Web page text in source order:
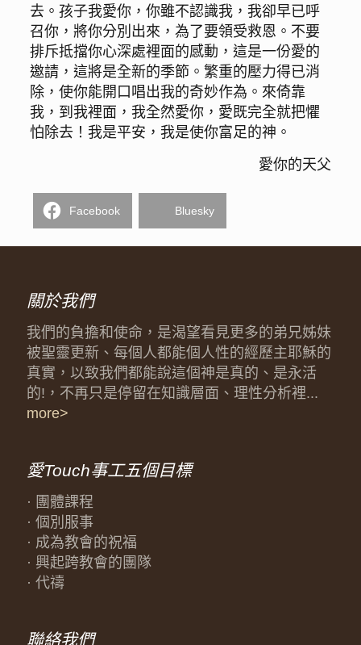
去。孩子我愛你，你雖不認識我，我卻早已呼
召你，將你分別出來，為了要領受救恩。不要
排斥抵擋你心深處裡面的感動，這是一份愛的
邀請，這將是全新的季節。繁重的壓力得已消
除，使你能開口唱出我的奇妙作為。來倚靠
我，到我裡面，我全然愛你，愛既完全就把懼
怕除去！我是平安，我是使你富足的神。
愛你的天父
Facebook Bluesky
關於我們
我們的負擔和使命，是渴望看見更多的弟兄姊妹
被聖靈更新、每個人都能個人性的經歷主耶穌的
真實，以致我們都能說這個神是真的、是永活
的!，不再只是停留在知識層面、理性分析裡...
more>
愛Touch事工五個目標
· 團體課程
· 個別服事
· 成為教會的祝福
· 興起跨教會的團隊
· 代禱
聯絡我們